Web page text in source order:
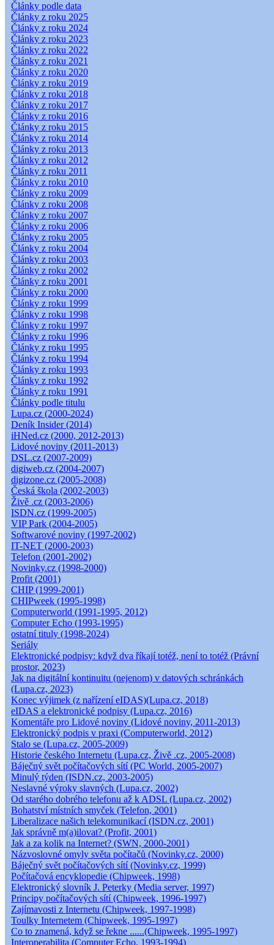
Články podle data
Články z roku 2025
Články z roku 2024
Články z roku 2023
Články z roku 2022
Články z roku 2021
Články z roku 2020
Články z roku 2019
Články z roku 2018
Články z roku 2017
Články z roku 2016
Články z roku 2015
Články z roku 2014
Články z roku 2013
Články z roku 2012
Články z roku 2011
Články z roku 2010
Články z roku 2009
Články z roku 2008
Články z roku 2007
Články z roku 2006
Články z roku 2005
Články z roku 2004
Články z roku 2003
Články z roku 2002
Články z roku 2001
Články z roku 2000
Články z roku 1999
Články z roku 1998
Články z roku 1997
Články z roku 1996
Články z roku 1995
Články z roku 1994
Články z roku 1993
Články z roku 1992
Články z roku 1991
Články podle titulu
Lupa.cz (2000-2024)
Deník Insider (2014)
iHNed.cz (2000, 2012-2013)
Lidové noviny (2011-2013)
DSL.cz (2007-2009)
digiweb.cz (2004-2007)
digizone.cz (2005-2008)
Česká škola (2002-2003)
Živě .cz (2003-2006)
ISDN.cz (1999-2005)
VIP Park (2004-2005)
Softwarové noviny (1997-2002)
IT-NET (2000-2003)
Telefon (2001-2002)
Novinky.cz (1998-2000)
Profit (2001)
CHIP (1999-2001)
CHIPweek (1995-1998)
Computerworld (1991-1995, 2012)
Computer Echo (1993-1995)
ostatní tituly (1998-2024)
Seriály
Elektronické podpisy: když dva říkají totéž, není to totéž (Právní
prostor, 2023)
Jak na digitální kontinuitu (nejenom) v datových schránkách
(Lupa.cz, 2023)
Konec výjimek (z nařízení eIDAS)(Lupa.cz, 2018)
eIDAS a elektronické podpisy (Lupa.cz, 2016)
Komentáře pro Lidové noviny (Lidové noviny, 2011-2013)
Elektronický podpis v praxi (Computerworld, 2012)
Stalo se (Lupa.cz, 2005-2009)
Historie českého Internetu (Lupa.cz, Živě .cz, 2005-2008)
Báječný svět počítačových sítí (PC World, 2005-2007)
Minulý týden (ISDN.cz, 2003-2005)
Neslavné výroky slavných (Lupa.cz, 2002)
Od starého dobrého telefonu až k ADSL (Lupa.cz, 2002)
Bohatství místních smyček (Telefon, 2001)
Liberalizace našich telekomunikací (ISDN.cz, 2001)
Jak správně m(a)ilovat? (Profit, 2001)
Jak a za kolik na Internet? (SWN, 2000-2001)
Názvoslovné omyly světa počítačů (Novinky.cz, 2000)
Báječný svět počítačových sítí (Novinky.cz, 1999)
Počítačová encyklopedie (Chipweek, 1998)
Elektronický slovník J. Peterky (Media server, 1997)
Principy počítačových sítí (Chipweek, 1996-1997)
Zajímavosti z Internetu (Chipweek, 1997-1998)
Toulky Internetem (Chipweek, 1995-1997)
Co to znamená, když se řekne ......(Chipweek, 1995-1997)
Interoperabilita (Computer Echo, 1993-1994)